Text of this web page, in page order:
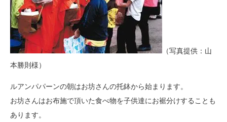
（写真提供：山
本勝則様）
ルアンパパーンの朝はお坊さんの托鉢から始まります。
お坊さんはお布施で頂いた食べ物を子供達にお裾分けすることも
あります。